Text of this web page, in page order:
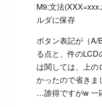
M9:文法
ルダに保存
ボタン表記が（A/
る点と、件の
は関しては、上
かったので省きま
…誰得ですがw 一